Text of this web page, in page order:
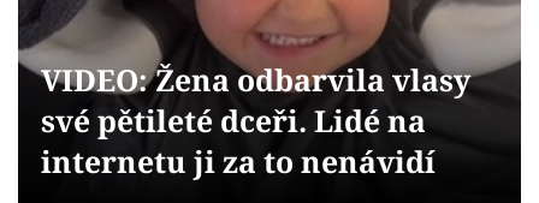
Videa
Sledujte prima+
VIDEO: Žena odbarvila vlasy
své pětileté dceři. Lidé na
internetu ji za to nenávidí